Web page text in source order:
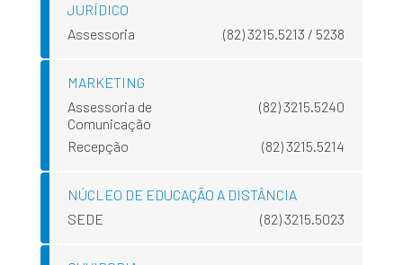
JURÍDICO
Assessoria
(82) 3215.5213 / 5238
MARKETING
Assessoria de
Comunicação
(82) 3215.5240
Recepção (82) 3215.5214
NÚCLEO DE EDUCAÇÃO A DISTÂNCIA
SEDE
(82) 3215.5023